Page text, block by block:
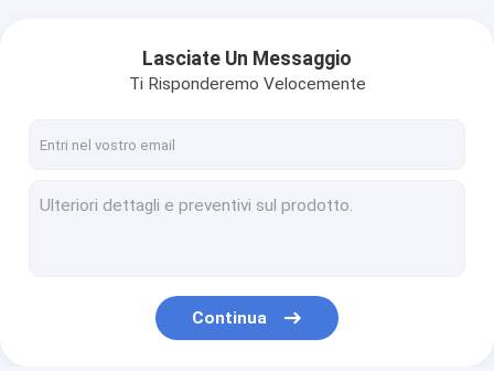
Lasciate Un Messaggio
Ti Risponderemo Velocemente
Continua